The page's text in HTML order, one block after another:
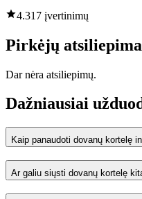
4.317 įvertinimų
Pirkėjų
Dar nėra atsiliepimų.
Dažniausiai
Kaip panaudoti dovanų kortelę
Ar galiu siųsti dovanų kortelę